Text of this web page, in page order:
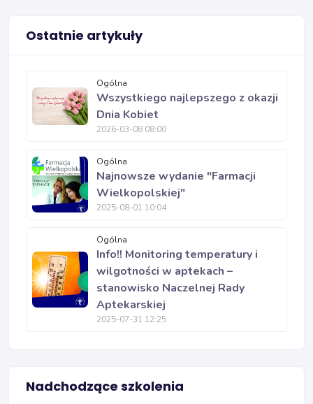
Ostatnie artykuły
Ogólna
Wszystkiego najlepszego z okazji
Dnia Kobiet
2026-03-08 08:00
Ogólna
Najnowsze wydanie "Farmacji
Wielkopolskiej"
2025-08-01 10:04
Ogólna
Info!! Monitoring temperatury i
wilgotności w aptekach –
stanowisko Naczelnej Rady
Aptekarskiej
2025-07-31 12:25
Nadchodzące szkolenia